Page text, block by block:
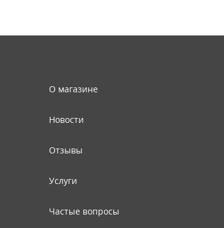
О магазине
Новости
Отзывы
Услуги
Частые вопросы